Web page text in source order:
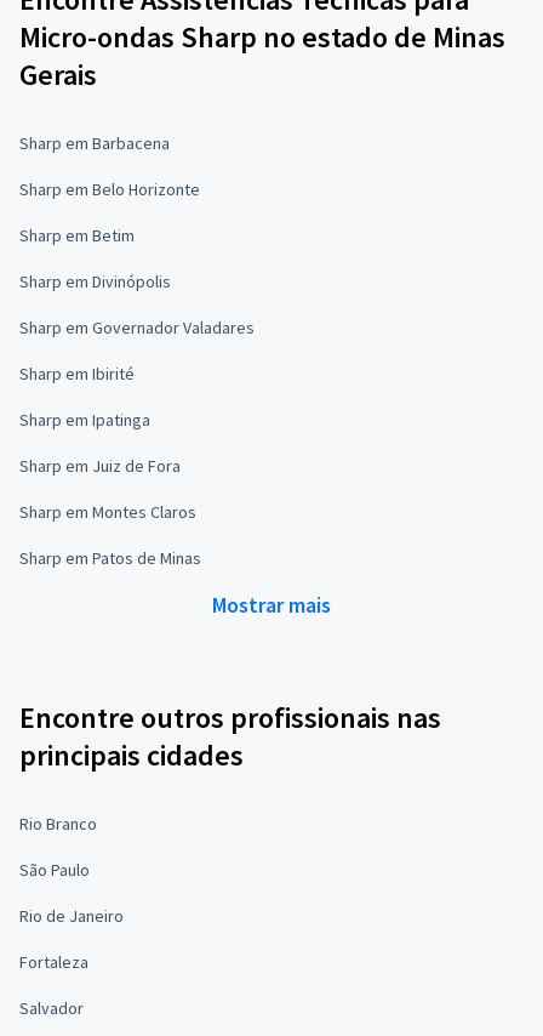
Micro-ondas Sharp no estado de Minas
Gerais
Sharp em Barbacena
Sharp em Belo Horizonte
Sharp em Betim
Sharp em Divinópolis
Sharp em Governador Valadares
Sharp em Ibirité
Sharp em Ipatinga
Sharp em Juiz de Fora
Sharp em Montes Claros
Sharp em Patos de Minas
Mostrar mais
Encontre outros profissionais nas
principais cidades
Rio Branco
São Paulo
Rio de Janeiro
Fortaleza
Salvador